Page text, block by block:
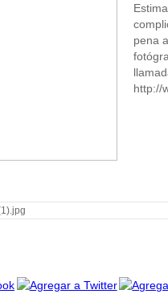
pena
http://